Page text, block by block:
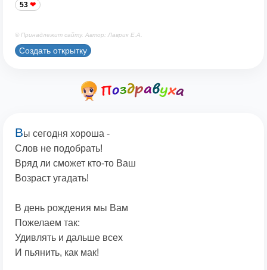
53
© Принадлежит сайту. Автор: Лаврик Е.А.
Создать открытку
Вы сегодня хороша -
Слов не подобрать!
Вряд ли сможет кто-то Ваш
Возраст угадать!
В день рождения мы Вам
Пожелаем так:
Удивлять и дальше всех
И пьянить, как мак!